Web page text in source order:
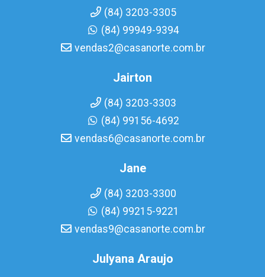
(84) 3203-3305
(84) 99949-9394
vendas2@casanorte.com.br
Jairton
(84) 3203-3303
(84) 99156-4692
vendas6@casanorte.com.br
Jane
(84) 3203-3300
(84) 99215-9221
vendas9@casanorte.com.br
Julyana Araujo